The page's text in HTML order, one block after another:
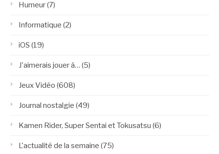
Humeur(7)
Informatique (2)
iOS (19)
J'aimerais jouer à… (5)
Jeux Vidéo (608)
Journal nostalgie (49)
Kamen Rider, Super Sentai et Tokusatsu (6)
L'actualité de la semaine (75)